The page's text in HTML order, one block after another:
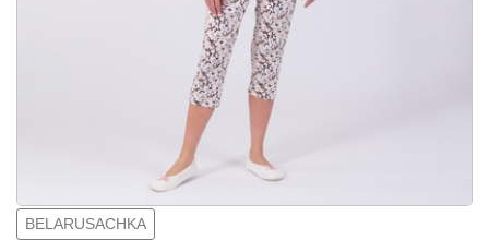
BELARUSACHKA